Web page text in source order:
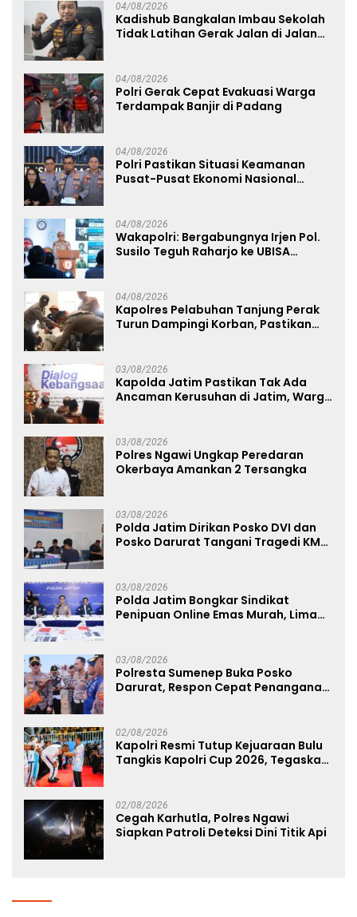
04/08/2026
Kadishub Bangkalan Imbau Sekolah
Tidak Latihan Gerak Jalan di Jalan
04/08/2026
Polri Gerak Cepat Evakuasi Warga
Terdampak Banjir di Padang
04/08/2026
Polri Pastikan Situasi Keamanan
Pusat-Pusat Ekonomi Nasional
04/08/2026
Wakapolri: Bergabungnya Irjen Pol.
Susilo Teguh Raharjo ke UBISA
04/08/2026
Kapolres Pelabuhan Tanjung Perak
Turun Dampingi Korban, Pastikan
03/08/2026
Kapolda Jatim Pastikan Tak Ada
Ancaman Kerusuhan di Jatim, Warga
03/08/2026
Polres Ngawi Ungkap Peredaran
Okerbaya Amankan 2 Tersangka
03/08/2026
Polda Jatim Dirikan Posko DVI dan
Posko Darurat Tangani Tragedi KMP
03/08/2026
Polda Jatim Bongkar Sindikat
Penipuan Online Emas Murah, Lima
03/08/2026
Polresta Sumenep Buka Posko
Darurat, Respon Cepat Penanganan
02/08/2026
Kapolri Resmi Tutup Kejuaraan Bulu
Tangkis Kapolri Cup 2026, Tegaskan
02/08/2026
Cegah Karhutla, Polres Ngawi
Siapkan Patroli Deteksi Dini Titik Api